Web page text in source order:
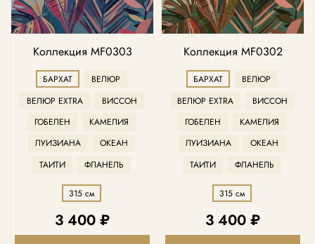
Коллекция MF0303
БАРХАТ
ВЕЛЮР
ВЕЛЮР EXTRA
ВИССОН
ГОБЕЛЕН
КАМЕЛИЯ
ЛУИЗИАНА
ОКЕАН
ТАИТИ
ФЛАНЕЛЬ
315 см
3 400 ₽
Коллекция MF0302
БАРХАТ
ВЕЛЮР
ВЕЛЮР EXTRA
ВИССОН
ГОБЕЛЕН
КАМЕЛИЯ
ЛУИЗИАНА
ОКЕАН
ТАИТИ
ФЛАНЕЛЬ
315 см
3 400 ₽